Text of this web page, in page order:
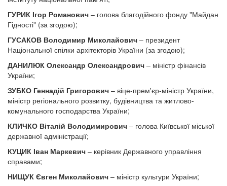
ГУРИК Ігор Романович – голова благодійного фонду "Майдан
Гідності" (за згодою);
ГУСАКОВ Володимир Миколайович – президент
Національної спілки архітекторів України (за згодою);
ДАНИЛЮК Олександр Олександрович – міністр фінансів
України;
ЗУБКО Геннадій Григорович – віце-прем'єр-міністр України,
міністр регіонального розвитку, будівництва та житлово-
комунального господарства України;
КЛИЧКО Віталій Володимирович – голова Київської міської
державної адміністрації;
КУЦИК Іван Маркевич – керівник Державного управління
справами;
НИЩУК Євген Миколайович – міністр культури України;